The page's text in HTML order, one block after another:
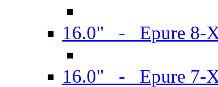
16.0" - Epure 8-
16.0" - Epure 7-